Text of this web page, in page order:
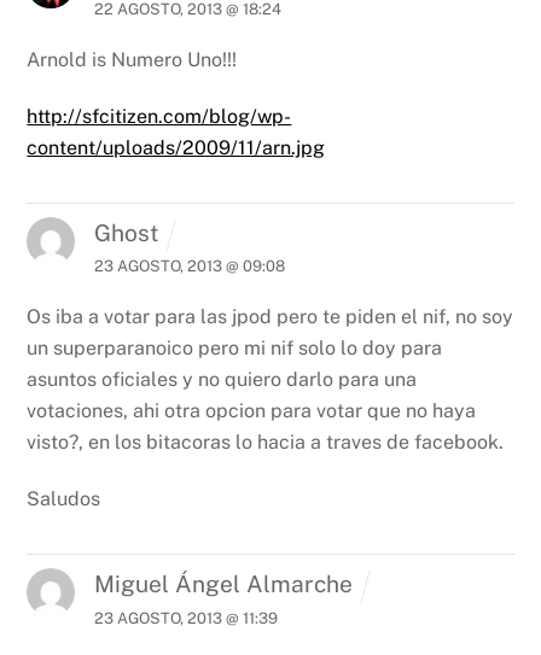
22 AGOSTO, 2013 @ 18:24
Arnold is Numero Uno!!!
http://sfcitizen.com/blog/wp-
content/uploads/2009/11/arn.jpg
Ghost
23 AGOSTO, 2013 @ 09:08
Os iba a votar para las jpod pero te piden el nif, no soy
un superparanoico pero mi nif solo lo doy para
asuntos oficiales y no quiero darlo para una
votaciones, ahi otra opcion para votar que no haya
visto?, en los bitacoras lo hacia a traves de facebook.
Saludos
Miguel Ángel Almarche
23 AGOSTO, 2013 @ 11:39